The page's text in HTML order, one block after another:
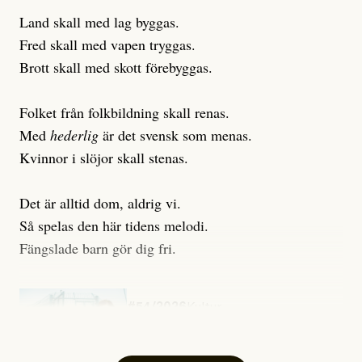
Land skall med lag byggas.
Fred skall med vapen tryggas.
Brott skall med skott förebyggas.
Folket från folkbildning skall renas.
Med hederlig är det svensk som menas.
Kvinnor i slöjor skall stenas.
Det är alltid dom, aldrig vi.
Så spelas den här tidens melodi.
Fängslade barn gör dig fri.